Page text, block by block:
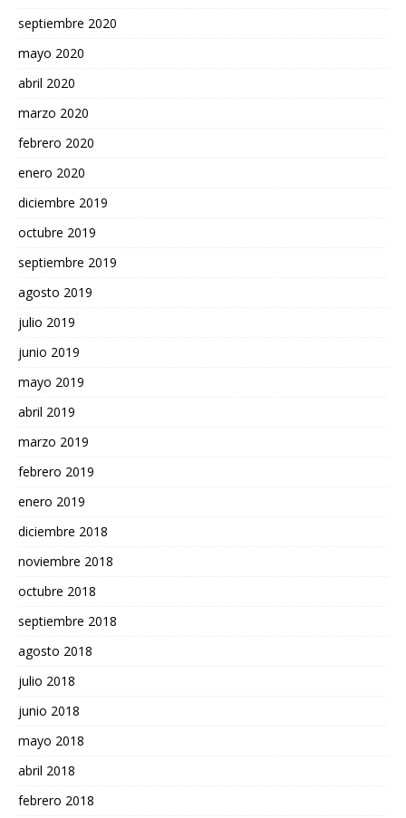
septiembre 2020
mayo 2020
abril 2020
marzo 2020
febrero 2020
enero 2020
diciembre 2019
octubre 2019
septiembre 2019
agosto 2019
julio 2019
junio 2019
mayo 2019
abril 2019
marzo 2019
febrero 2019
enero 2019
diciembre 2018
noviembre 2018
octubre 2018
septiembre 2018
agosto 2018
julio 2018
junio 2018
mayo 2018
abril 2018
febrero 2018